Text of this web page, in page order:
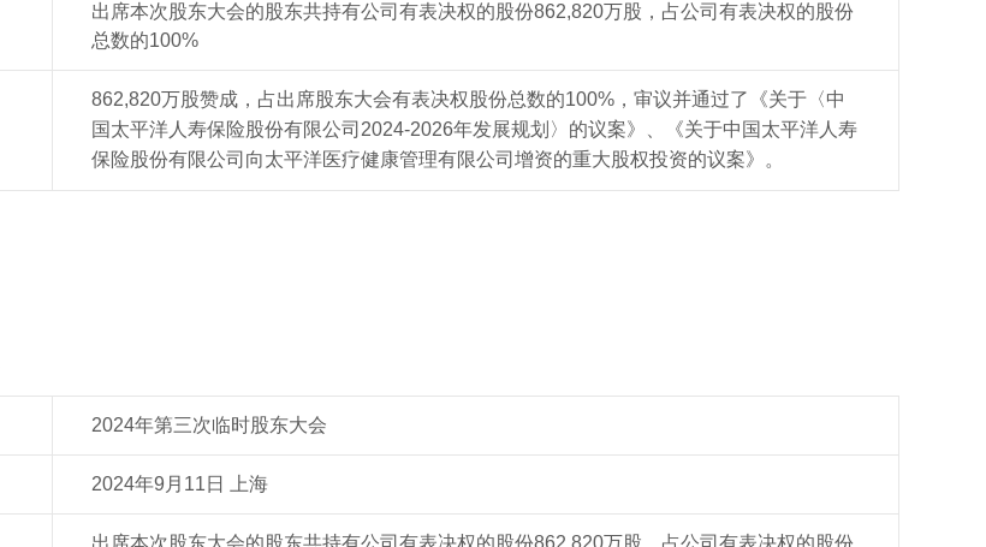
出席本次股东大会的股东共持有公司 有表决权的股份862,820万股，占公司有表决权的股份
总数的100%
862,820万股赞成，占出席股东大会有表决权股份总数的100%，审议并通过了 《关于 〈中
国太平洋人寿保险股份有限公司2024-2026年发展规划〉 的议案》、《关于中国太平洋人寿
保险股份有限公司向太平洋医疗健康管理有限公司增资的重大股权投资的议案》。
2024年第三次临时股东大会
2024年9月11日 上海
出席本次股东大会的股东共持有公司 有表决权的股份862,820万股，占公司有表决权的股份